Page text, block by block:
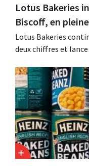
Lotus Bakeries
Biscoff, en
Lotus Bakeries
deux chiffres et
capacité de
cette opportunité ».